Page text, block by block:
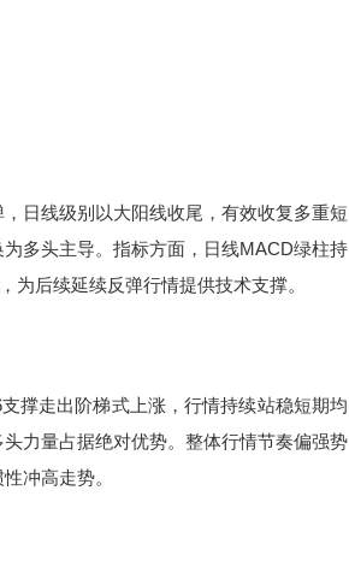
线级别以大阳线收尾，有效收复多重短
多头主导。指标方面，日线MACD绿柱持
为后续延续反弹行情提供技术支撑。
走出阶梯式上涨，行情持续站稳短期均
力量占据绝对优势。整体行情节奏偏强势
冲高走势。